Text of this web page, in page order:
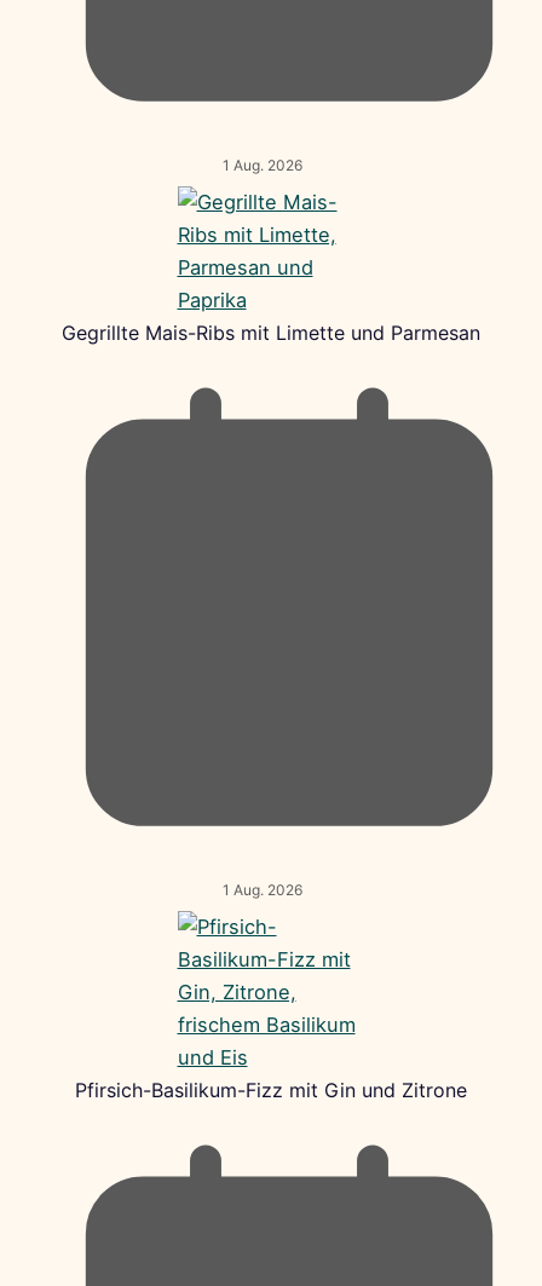
1 Aug. 2026
Gegrillte Mais-Ribs mit Limette und Parmesan
1 Aug. 2026
Pfirsich-Basilikum-Fizz mit Gin und Zitrone